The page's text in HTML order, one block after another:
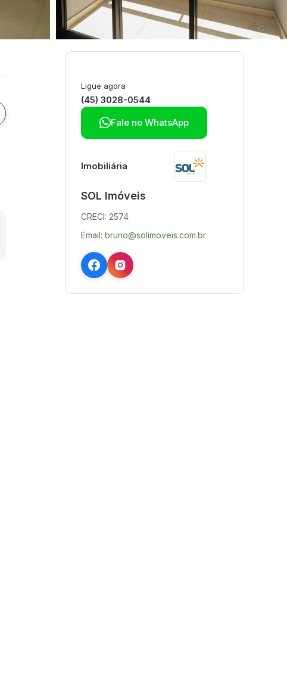
Ligue agora
(45) 3028-0544
Fale no WhatsApp
Imobiliária
SOL Imóveis
CRECI: 2574
Email: bruno@solimoveis.com.br